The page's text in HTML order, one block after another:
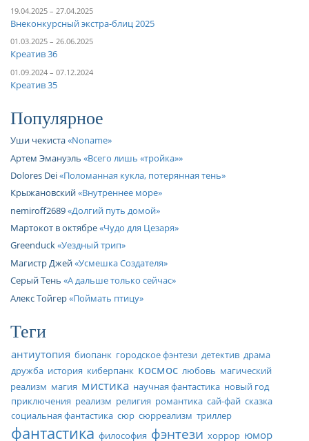
19.04.2025 – 27.04.2025
Внеконкурсный экстра-блиц 2025
01.03.2025 – 26.06.2025
Креатив 36
01.09.2024 – 07.12.2024
Креатив 35
Популярное
Уши чекиста Noname
Артем Эмануэль
Всего лишь «тройка»
Dolores Dei Поломанная кукла, потерянная тень
Крыжановский Внутреннее море
nemiroff2689 Долгий путь домой
Мартокот в октябре Чудо для Цезаря
Greenduck Уездный трип
Магистр Джей Усмешка Создателя
Серый Тень А дальше только сейчас
Алекс Тойгер Поймать птицу
Теги
антиутопия биопанк городское фэнтези детектив драма
дружба история киберпанк космос любовь магический
реализм магия мистика научная фантастика новый год
приключения реализм религия романтика сай-фай сказка
социальная фантастика сюр сюрреализм триллер
фантастика философия фэнтези хоррор юмор